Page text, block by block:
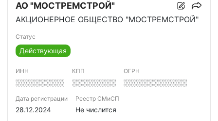
АО "МОСТРЕМСТРОЙ"
АКЦИОНЕРНОЕ ОБЩЕСТВО "МОСТРЕМСТРОЙ"
Статус
Действующая
ИНН
░░░░░░░░░░
КПП
░░░░░░░░░
ОГРН
░░░░░░░░░░░░░
Дата регистрации
28.12.2024
Реестр СМиСП
Не числится